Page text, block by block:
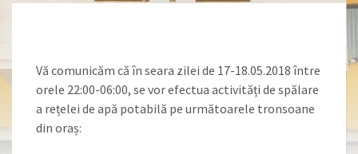
Vă comunicăm că în seara zilei de 17-18.05.2018 între
orele 22:00-06:00, se vor efectua activități de spălare
a rețelei de apă potabilă pe următoarele tronsoane
din oraș: